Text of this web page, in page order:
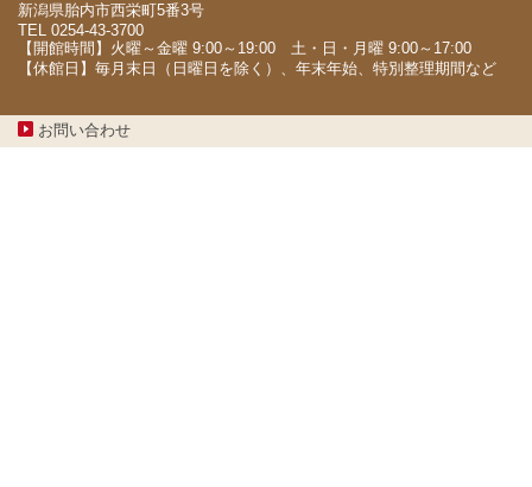
新潟県胎内市西栄町5番3号
TEL 0254-43-3700
【開館時間】火曜～金曜 9:00～19:00 土・日・月曜 9:00～17:00
【休館日】毎月末日（日曜日を除く）、年末年始、特別整理期間など
お問い合わせ